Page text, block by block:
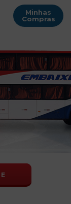
Minhas
Compras